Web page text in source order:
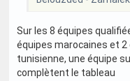
Sur les 8 équipes
équipes marocaines et 2
tunisienne, une équipe
complètent le tableau